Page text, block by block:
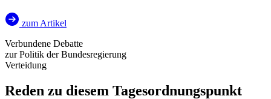
zum Artikel
Verbundene Debatte
zur Politik der Bundesregierung
Verteidung
Reden zu diesem Tagesordnungspunkt